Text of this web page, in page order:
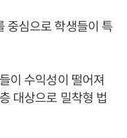
중심으로 학생들이 특
이 수익성이 떨어져
대상으로 밀착형 법